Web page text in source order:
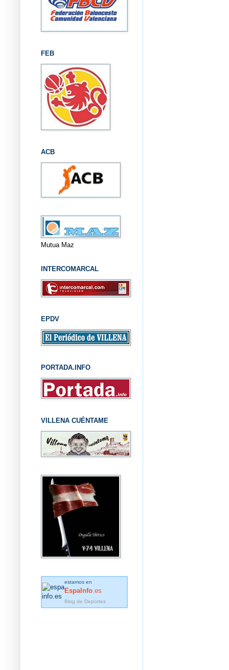
FEB
ACB
Mutua Maz
INTERCOMARCAL
EPDV
PORTADA.INFO
VILLENA CUÉNTAME
estamos en
EspaInfo .es
Blog de Deportes